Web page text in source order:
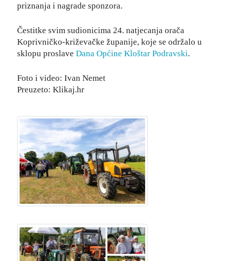
priznanja i nagrade sponzora.
Čestitke svim sudionicima 24. natjecanja orača
Koprivničko-križevačke županije, koje se održalo u
sklopu proslave Dana Općine Kloštar Podravski.
Foto i video: Ivan Nemet
Preuzeto: Klikaj.hr